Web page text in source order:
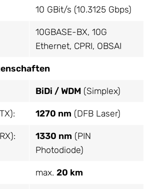
10 GBit/s (10.3125 Gbps)
10GBASE-BX, 10G
Ethernet, CPRI, OBSAI
BiDi / WDM (Simplex)
1270 nm (DFB Laser)
1330 nm (PIN
Photodiode)
max. 20 km